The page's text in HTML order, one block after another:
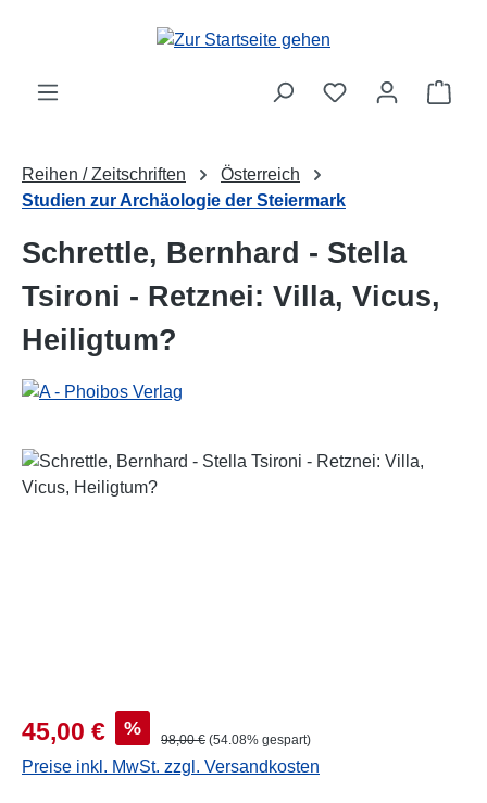
Zum Hauptinhalt springen
Reihen / Zeitschriften
Österreich
Studien zur Archäologie der Steiermark
Schrettle, Bernhard - Stella
Tsironi - Retznei: Villa, Vicus,
Heiligtum?
Bildergalerie überspringen
Verkaufspreis:
45,00 € % Regulärer Preis:
98,00 € (54.08% gespart)
Preise inkl. MwSt. zzgl. Versandkosten